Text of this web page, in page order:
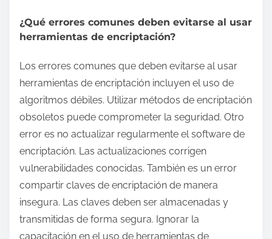
¿Qué errores comunes deben evitarse al usar
herramientas de encriptación?
Los errores comunes que deben evitarse al usar
herramientas de encriptación incluyen el uso de
algoritmos débiles. Utilizar métodos de encriptación
obsoletos puede comprometer la seguridad. Otro
error es no actualizar regularmente el software de
encriptación. Las actualizaciones corrigen
vulnerabilidades conocidas. También es un error
compartir claves de encriptación de manera
insegura. Las claves deben ser almacenadas y
transmitidas de forma segura. Ignorar la
capacitación en el uso de herramientas de